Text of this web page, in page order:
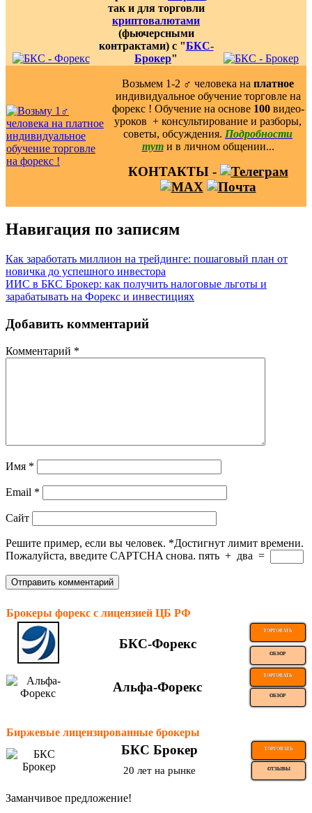
так и для торговли
криптовалютами
(фьючерсными
контрактами) с "БКС-
Брокер"
Возьмем 1-2 ‍♂️ человека на платное
индивидуальное обучение торговле на
форекс ! Обучение на основе 100видео-
уроков ️ + консультирование и разборы,
советы, обсуждения. Подробности
тут и в личном общении...
КОНТАКТЫ -
Навигация по записям
Как заработать миллион на трейдинге: пошаговый план от
новичка до успешного инвестора
ИИС в БКС Брокер: как получить налоговые льготы и
зарабатывать на Форекс и инвестициях
Добавить комментарий
Комментарий *
Имя *
Email *
Сайт
Решите пример, если вы человек. *Достигнут лимит времени.
Пожалуйста, введите CAPTCHA снова. пять + два =
Брокеры форекс с лицензией ЦБ РФ
БКС-Форекс
ТОРГОВАТЬ
ОБЗОР
Альфа-Форекс
ТОРГОВАТЬ
ОБЗОР
Биржевые лицензированные брокеры
БКС Брокер ТОРГОВАТЬ
20 лет на рынке ОТЗЫВЫ
Заманчивое предложение!